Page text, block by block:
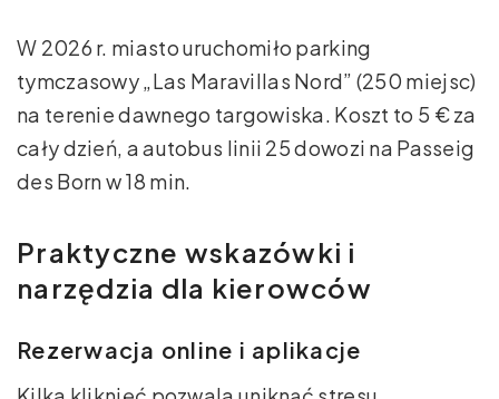
W 2026 r. miasto uruchomiło parking
tymczasowy „Las Maravillas Nord” (250 miejsc)
na terenie dawnego targowiska. Koszt to 5 € za
cały dzień, a autobus linii 25 dowozi na Passeig
des Born w 18 min.
Praktyczne wskazówki i
narzędzia dla kierowców
Rezerwacja online i aplikacje